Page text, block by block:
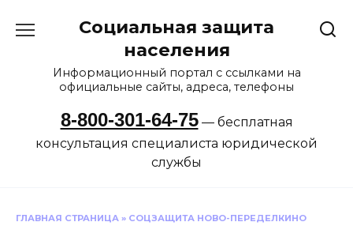
Социальная защита
населения
Информационный портал с ссылками на
официальные сайты, адреса, телефоны
8-800-301-64-75— бесплатная
консультация специалиста юридической
службы
ГЛАВНАЯ СТРАНИЦА » СОЦЗАЩИТА НОВО-ПЕРЕДЕЛКИНО